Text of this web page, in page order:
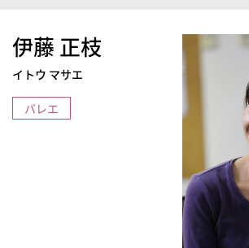
伊藤 正枝
イトウ マサエ
バレエ